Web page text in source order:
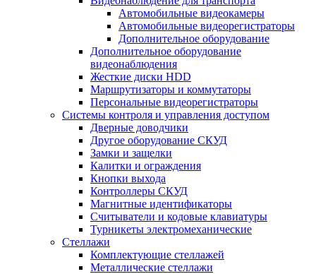
Автомобильные видеокамеры
Автомобильные видеорегистраторы
Дополнительное оборудование
Дополнительное оборудование
видеонаблюдения
Жесткие диски HDD
Маршрутизаторы и коммутаторы
Персональные видеорегистраторы
Системы контроля и управления доступом
Дверные доводчики
Другое оборудование СКУД
Замки и защелки
Калитки и ограждения
Кнопки выхода
Контроллеры СКУД
Магнитные идентификаторы
Считыватели и кодовые клавиатуры
Турникеты электромеханические
Стеллажи
Комплектующие стеллажей
Металлические стеллажи